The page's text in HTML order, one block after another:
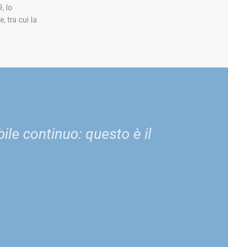
lo
tra cui la
continuo: questo è il